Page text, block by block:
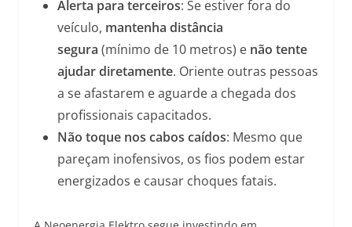
Alerta para terceiros: Se estiver fora do
veículo, mantenha distância
segura (mínimo de 10 metros) e não tente
ajudar diretamente. Oriente outras pessoas
a se afastarem e aguarde a chegada dos
profissionais capacitados.
Não toque nos cabos caídos: Mesmo que
pareçam inofensivos, os fios podem estar
energizados e causar choques fatais.